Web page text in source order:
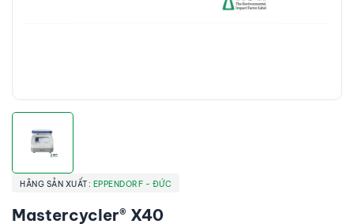
HÃNG SẢN XUẤT: EPPENDORF - ĐỨC
Mastercycler® X40